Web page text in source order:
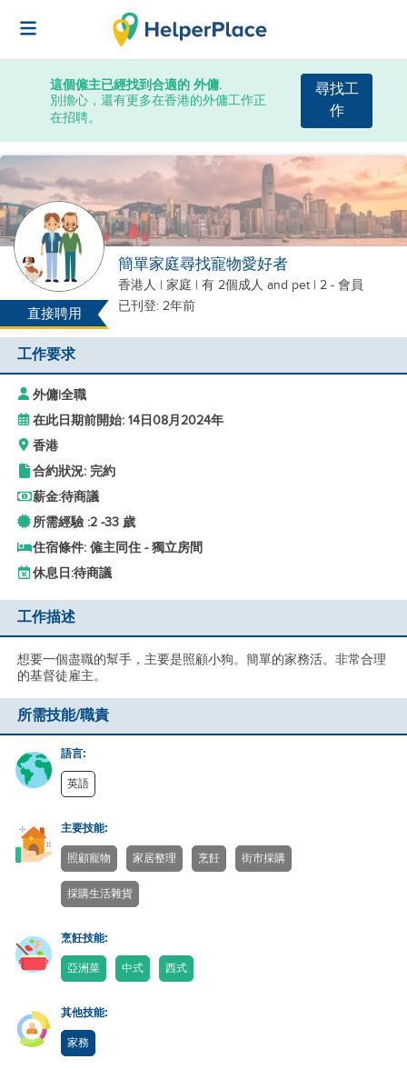
這個僱主已經找到合適的 外傭.
別擔心，還有更多在香港的外傭工作正
在招聘。
尋找工
作
直接聘用
簡單家庭尋找寵物愛好者
香港人 | 家庭 | 有 2個成人 and pet | 2 - 會員
已刊登: 2年前
工作要求
外傭|全職
在此日期前開始: 14日08月2024年
香港
合約狀況: 完約
薪金:待商議
所需經驗 :2 -33 歲
住宿條件: 僱主同住 - 獨立房間
休息日:待商議
工作描述
想要一個盡職的幫手，主要是照顧小狗。簡單的家務活。非常合理
的基督徒雇主。
所需技能/職責
語言:
英語
主要技能:
照顧寵物 家居整理 烹飪 街市採購
採購生活雜貨
烹飪技能:
亞洲菜 中式 西式
其他技能:
家務